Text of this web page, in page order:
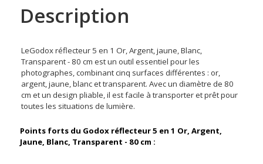
Description
LeGodox réflecteur 5 en 1 Or, Argent, jaune, Blanc,
Transparent - 80 cm est un outil essentiel pour les
photographes, combinant cinq surfaces différentes : or,
argent, jaune, blanc et transparent. Avec un diamètre de 80
cm et un design pliable, il est facile à transporter et prêt pour
toutes les situations de lumière.
Points forts du Godox réflecteur 5 en 1 Or, Argent,
Jaune, Blanc, Transparent - 80 cm :